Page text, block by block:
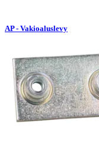
AP - Vakioaluslevy